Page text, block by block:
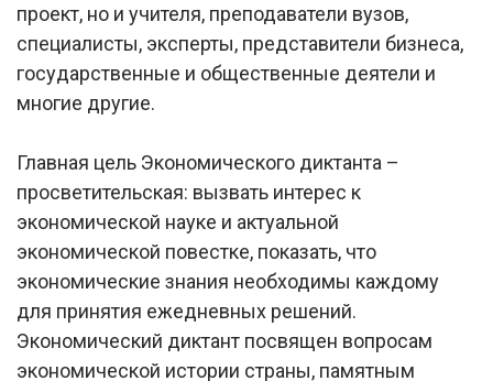
проект, но и учителя, преподаватели вузов,
специалисты, эксперты, представители бизнеса,
государственные и общественные деятели и
многие другие.
Главная цель Экономического диктанта –
просветительская: вызвать интерес к
экономической науке и актуальной
экономической повестке, показать, что
экономические знания необходимы каждому
для принятия ежедневных решений.
Экономический диктант посвящен вопросам
экономической истории страны, памятным